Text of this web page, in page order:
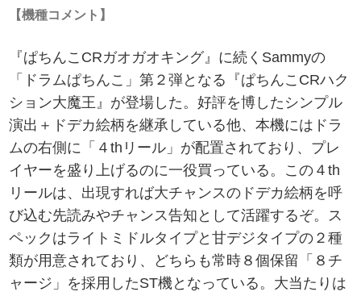
【機種コメント】
『ぱちんこCRガオガオキング』に続くSammyの
「ドラムぱちんこ」第２弾となる『ぱちんこCRハク
ション大魔王』が登場した。好評を博したシンプル
演出＋ドデカ絵柄を継承している他、本機にはドラ
ムの右側に「４thリール」が配置されており、プレ
イヤーを盛り上げるのに一役買っている。この４th
リールは、出現すれば大チャンスのドデカ絵柄を呼
び込む先読みやチャンス告知として活躍するぞ。ス
ペックはライトミドルタイプと甘デジタイプの２種
類が用意されており、どちらも常時８個保留「８チ
ャージ」を採用したST機となっている。大当たりは